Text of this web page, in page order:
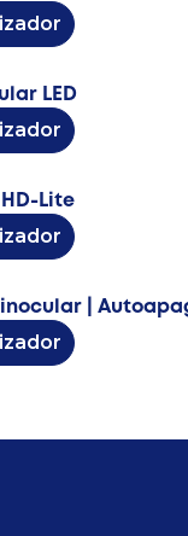
LED
Lite
|